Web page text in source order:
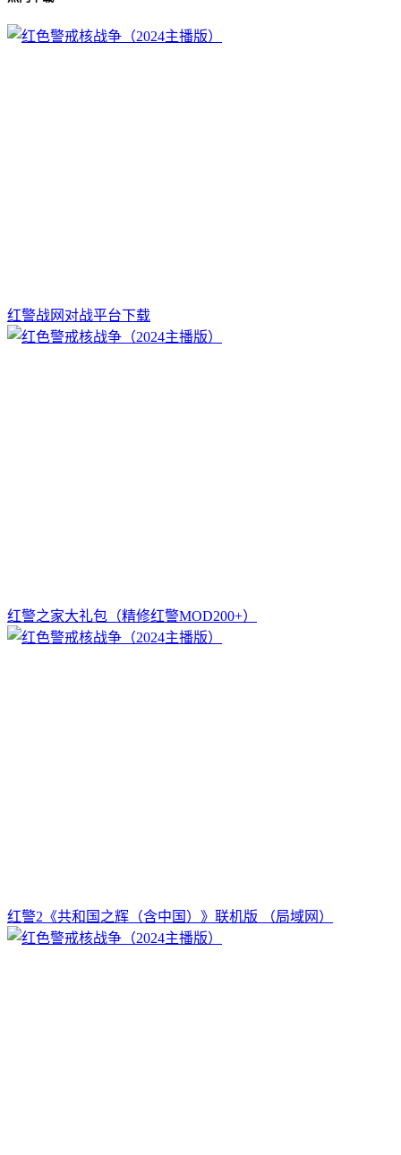
红警战网对战平台下载
红警之家大礼包（精修红警MOD200+）
红警2《共和国之辉（含中国）》联机版 （局域网）